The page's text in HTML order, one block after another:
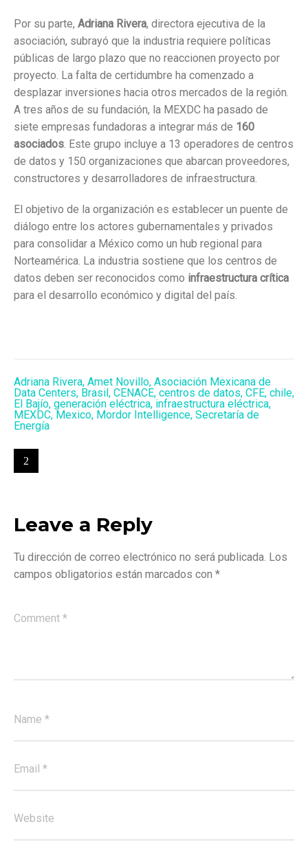
Por su parte, Adriana Rivera, directora ejecutiva de la
asociación, subrayó que la industria requiere políticas
públicas de largo plazo que no reaccionen proyecto por
proyecto La falta de certidumbre ha comenzado a
desplazar inversiones hacia otros mercados de la región
A tres años de su fundación, la MEXDC ha pasado de
siete empresas fundadoras a integrar más de 160
asociados Este grupo incluye a 13 operadores de centros
de datos y 150 organizaciones que abarcan proveedores,
constructores y desarrolladores de infraestructura
El objetivo de la organización es establecer un puente de
diálogo entre los actores gubernamentales y privados
para consolidar a México como un hub regional para
Norteamérica La industria sostiene que los centros de
datos deben ser reconocidos como infraestructura crítica
para el desarrollo económico y digital del país
Adriana Rivera, Amet Novillo, Asociación Mexicana de
Data Centers, Brasil, CENACE, centros de datos, CFE, chile,
El Bajío, generación eléctrica, infraestructura eléctrica,
MEXDC, Mexico, Mordor Intelligence, Secretaría de
Energía
Leave a Reply
Tu dirección de correo electrónico no será publicada. Los
campos obligatorios están marcados con *